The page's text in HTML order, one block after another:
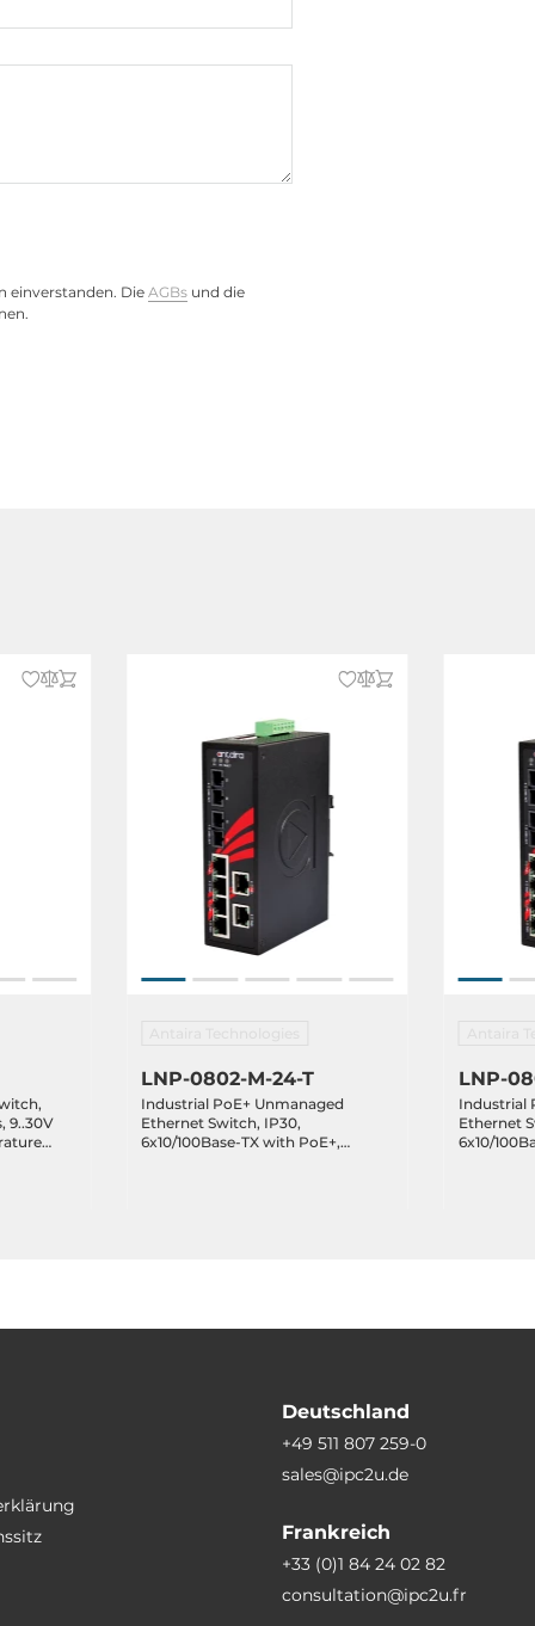
IEC 60068-2-27
einverstanden. Die AGBs und die
9..30V
LNP-0802-M-24-T
Industrial PoE+ Unmanaged
Ethernet Switch, IP30,
6x10/100Base-TX with PoE+,
LNP-
Industrial
Ethernet
6x10/
Deutschland
+49 511 807 259-0
sales@ipc2u.de
Frankreich
+33 (0)1 84 24 02 82
consultation@ipc2u.fr